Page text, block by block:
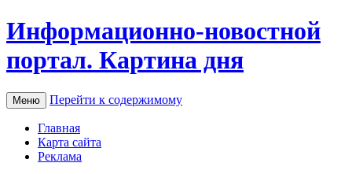
Информационно-новостной
портал. Картина дня
Меню Перейти к содержимому
Главная
Карта сайта
Реклама